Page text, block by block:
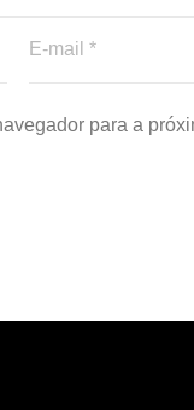
para a